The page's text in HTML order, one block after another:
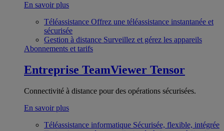
En savoir plus
Téléassistance Offrez une téléassistance instantanée et
sécurisée
Gestion à distance Surveillez et gérez les appareils
Abonnements et tarifs
Entreprise TeamViewer Tensor
Connectivité à distance pour des opérations sécurisées.
En savoir plus
Téléassistance informatique Sécurisée, flexible, intégrée